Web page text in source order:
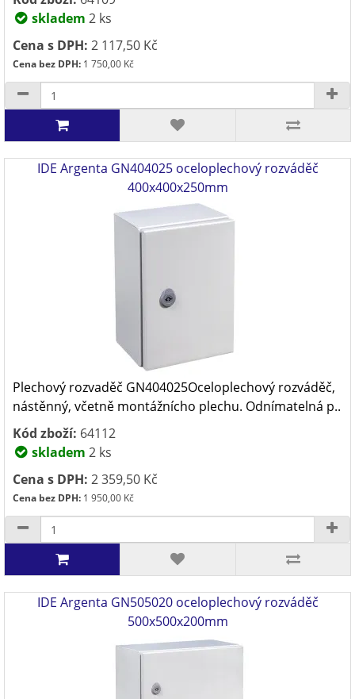
skladem 2 ks
Cena s DPH: 2 117,50 Kč
Cena bez DPH: 1 750,00 Kč
IDE Argenta GN404025 oceloplechový rozváděč
400x400x250mm
Plechový rozvaděč GN404025Oceloplechový rozváděč,
nástěnný, včetně montážnícho plechu. Odnímatelná p..
Kód zboží: 64112
skladem 2 ks
Cena s DPH: 2 359,50 Kč
Cena bez DPH: 1 950,00 Kč
IDE Argenta GN505020 oceloplechový rozváděč
500x500x200mm